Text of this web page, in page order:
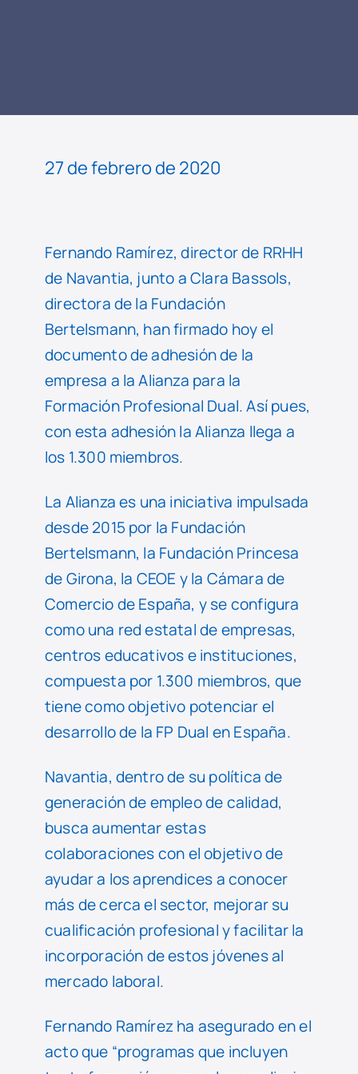
27 de febrero de 2020
Fernando Ramírez, director de RRHH
de Navantia, junto a Clara Bassols,
directora de la Fundación
Bertelsmann, han firmado hoy el
documento de adhesión de la
empresa a la Alianza para la
Formación Profesional Dual. Así pues,
con esta adhesión la Alianza llega a
los 1.300 miembros.
La Alianza es una iniciativa impulsada
desde 2015 por la Fundación
Bertelsmann, la Fundación Princesa
de Girona, la CEOE y la Cámara de
Comercio de España, y se configura
como una red estatal de empresas,
centros educativos e instituciones,
compuesta por 1.300 miembros, que
tiene como objetivo potenciar el
desarrollo de la FP Dual en España.
Navantia, dentro de su política de
generación de empleo de calidad,
busca aumentar estas
colaboraciones con el objetivo de
ayudar a los aprendices a conocer
más de cerca el sector, mejorar su
cualificación profesional y facilitar la
incorporación de estos jóvenes al
mercado laboral.
Fernando Ramírez ha asegurado en el
acto que “programas que incluyen